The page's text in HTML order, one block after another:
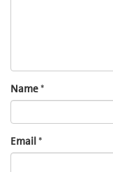
Name*
Email*